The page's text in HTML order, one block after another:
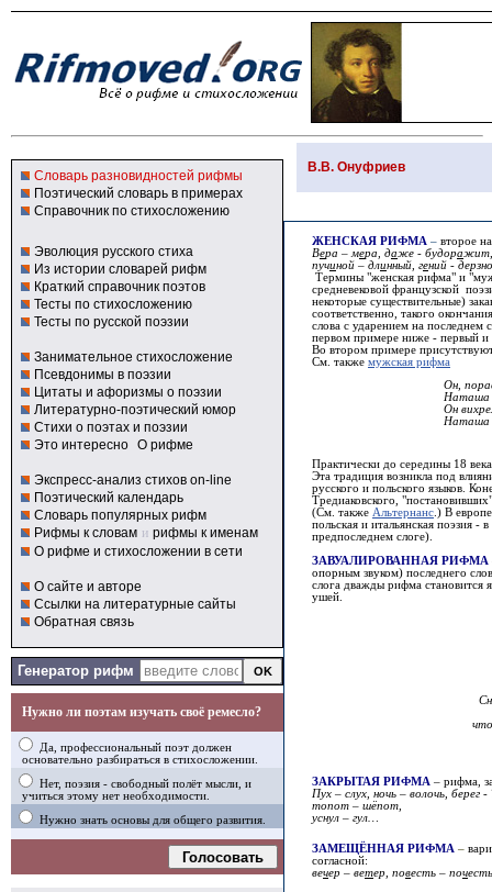
Словарь разновидностей рифмы
Поэтический словарь в примерах
Справочник по стихосложению
Эволюция русского стиха
Из истории словарей рифм
Краткий справочник поэтов
Тесты по стихосложению
Тесты по русской поэзии
Занимательное стихосложение
Псевдонимы в поэзии
Цитаты и афоризмы о поэзии
Литературно-поэтический юмор
Стихи о поэтах и поэзии
Это интересно О рифме
Экспресс-анализ стихов on-line
Поэтический календарь
Словарь популярных рифм
Рифмы к словам и рифмы к именам
О рифме и стихосложении в сети
О сайте и авторе
Ссылки на литературные сайты
Обратная связь
Генератор рифм
Нужно ли поэтам изучать своё ремесло?
Да, профессиональный поэт должен
основательно разбираться в стихосложении.
Нет, поэзия - свободный полёт мысли, и
учиться этому нет необходимости.
Нужно знать основы для общего развития.
Голосовать
В.В. Онуфриев
ЖЕНСКАЯ РИФМА – второе
Вера – мера, даже - будоражит,
пучиной – длинный, гений -
Термины "женская рифма" и
средневековой французской
некоторые существительные)
соответственно, такого
слова с ударением на последнем
первом примере ниже - первый и
Во втором примере
См. также мужская рифма
Он,
Наташа
Он
Наташа
Практически до середины 18
Эта традиция возникла под
русского и польского языков.
Тредиаковского,
(См. также Альтернанс .) В
польская и итальянская поэзия -
предпоследнем слоге).
ЗАВУАЛИРОВАННАЯ РИФМА
опорным звуком) последнего
слога дважды рифма становится
ушей.
что
ЗАКРЫТАЯ РИФМА – рифма,
Пух – слух, ночь – волочь,
топот – шёпот,
уснул – гул…
ЗАМЕЩЁННАЯ РИФМА –
согласной:
вечер – ветер, повесть – поч